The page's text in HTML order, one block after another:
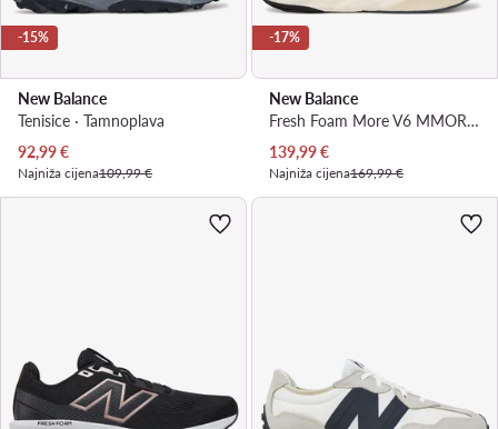
-15%
New Balance
Tenisice · Tamnoplava
Trenutna cijena
92,99€
Najniža cijena109,99 €
-17%
New Balance
Fresh Foam More V6 MMOR772 · Tenisice za trčanje
Trenutna cijena
139,99€
Najniža cijena169,99 €